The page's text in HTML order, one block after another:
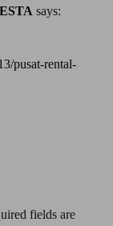
says:
pusat-rental-
fields are